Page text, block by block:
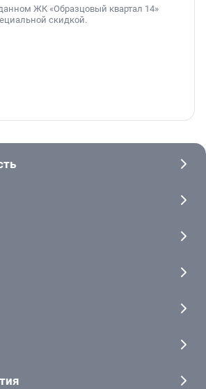
ЖК «Образцовый квартал 14»
скидкой.